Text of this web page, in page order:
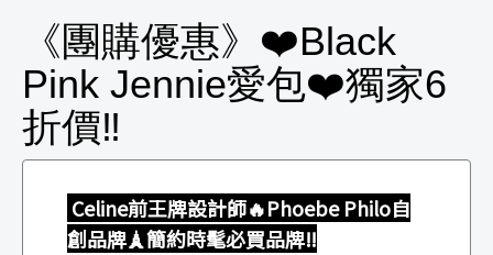
《團購優惠》❤️Black
Pink Jennie愛包❤️獨家6
折價‼️
Celine前王牌設計師🔥Phoebe Philo自
創品牌🗼簡約時髦必買品牌‼️